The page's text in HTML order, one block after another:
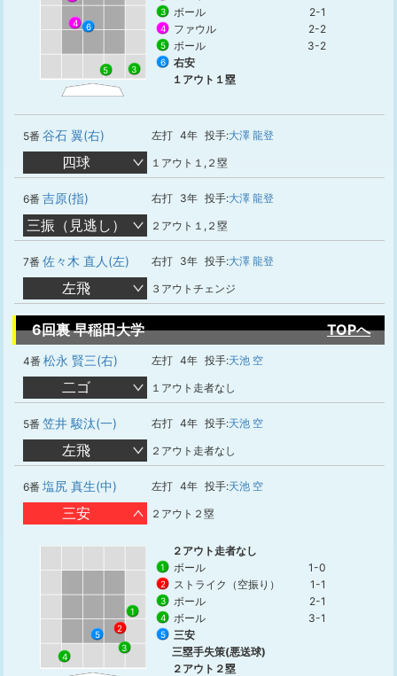
3
4
5
6
3 ボール 2-1
4 ファウル 2-2
5 ボール 3-2
6
右安
１アウト１塁
5番 谷石 翼(右) 左打 4年 投手:大澤 龍登
四球 １アウト１,２塁
6番 吉原(指) 右打 3年 投手:大澤 龍登
三振（見逃し） ２アウト１,２塁
7番 佐々木 直人(左) 右打 3年 投手:大澤 龍登
左飛 ３アウトチェンジ
6回裏 早稲田大学 TOPへ
4番 松永 賢三(右) 左打 4年 投手:天池 空
二ゴ １アウト走者なし
5番 笠井 駿汰(一) 右打 4年 投手:天池 空
左飛 ２アウト走者なし
6番 塩尻 真生(中) 左打 4年 投手:天池 空
三安 ２アウト２塁
1
2
3
4
5
２アウト走者なし
1 ボール 1-0
2 ストライク（空振り） 1-1
3 ボール 2-1
4 ボール 3-1
5
三安
三塁手失策(悪送球)
２アウト２塁